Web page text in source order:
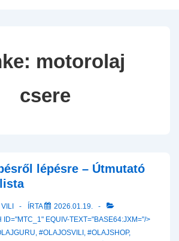
motorolaj
csere
lépésre – Útmutató
ÍRTA
2026.01.19.
ID="MTC_1" EQUIV-TEXT="BASE64:JXM="/>
, #OLAJOSVILI , #OLAJSHOP,